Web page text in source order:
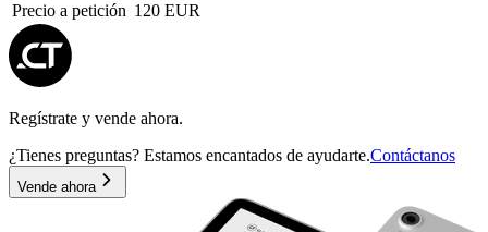
Precio a petición 120 EUR
Regístrate y vende ahora.
¿Tienes preguntas? Estamos encantados de ayudarte.Contáctanos
Vende ahora